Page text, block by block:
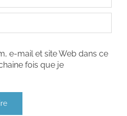
e-mail et site Web dans ce
fois que je